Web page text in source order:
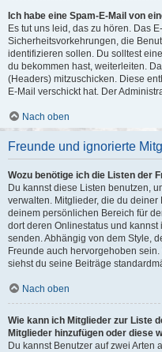
Ich habe eine Spam-E-Mail von
Es tut uns leid, das zu hören. Das
Sicherheitsvorkehrungen, die
identifizieren sollen. Du solltest
du bekommen hast, weiterleiten.
(Headers) mitzuschicken. Diese
E-Mail verschickt hat. Der
Nach oben
Freunde und ignorierte
Wozu benötige ich die Listen der
Du kannst diese Listen benutzen,
verwalten. Mitglieder, die du
deinem persönlichen Bereich für
dort deren Onlinestatus und
senden. Abhängig von dem Style,
Freunde auch hervorgehoben
siehst du seine Beiträge
Nach oben
Wie kann ich Mitglieder zur Liste
Mitglieder hinzufügen oder diese
Du kannst Benutzer auf zwei Arten